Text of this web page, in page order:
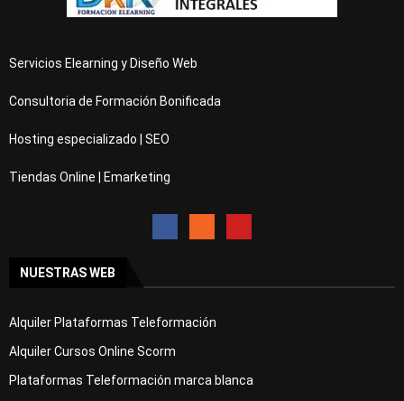
Servicios Elearning y Diseño Web
Consultoria de Formación Bonificada
Hosting especializado | SEO
Tiendas Online | Emarketing
NUESTRAS WEB
Alquiler Plataformas Teleformación
Alquiler Cursos Online Scorm
Plataformas Teleformación marca blanca